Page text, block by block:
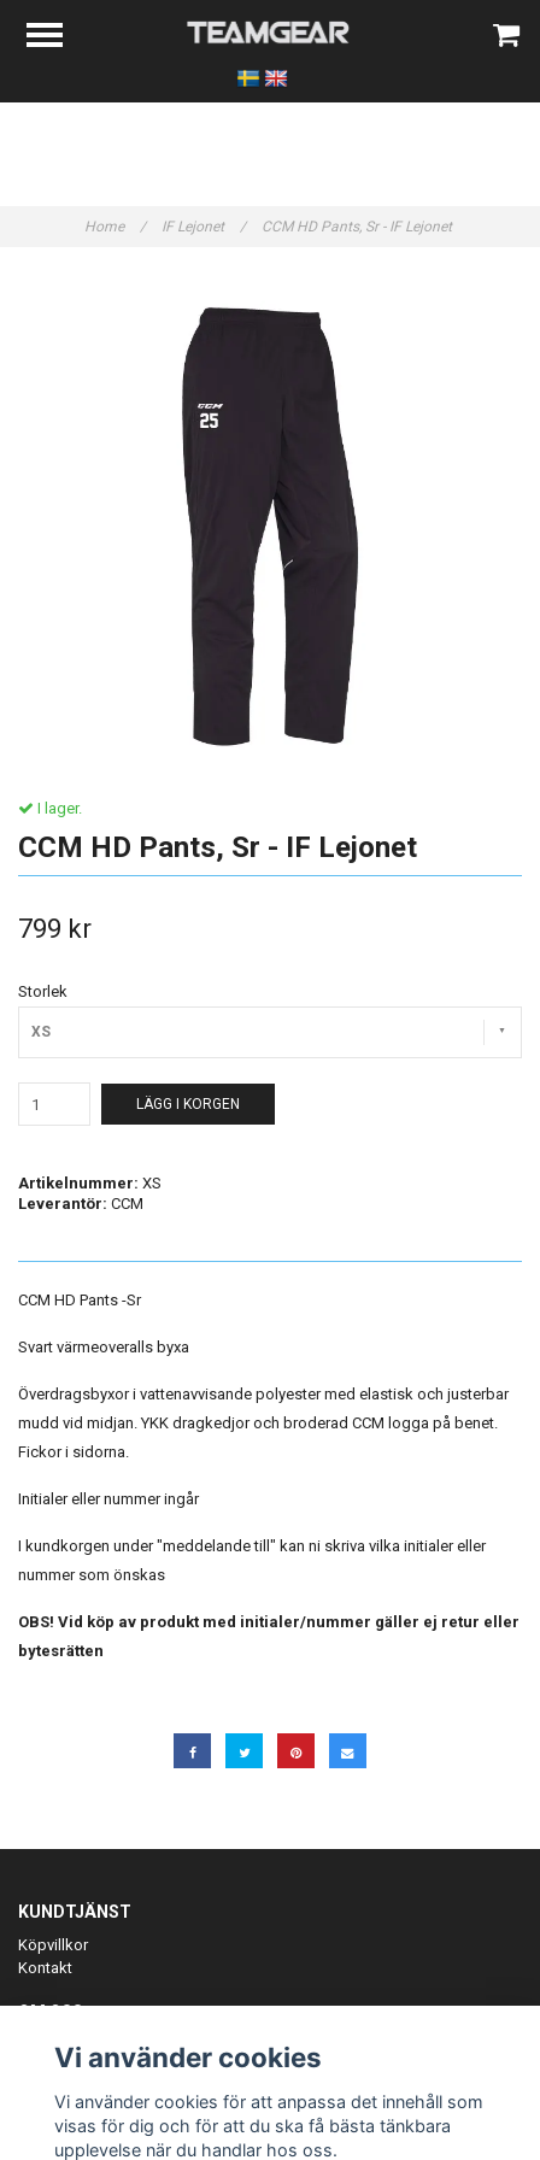
Home / IF Lejonet / CCM HD Pants, Sr - IF Lejonet
I lager.
CCM HD Pants, Sr - IF Lejonet
799 kr
Storlek
XS
LÄGG I KORGEN
Artikelnummer: XS
Leverantör: CCM
CCM HD Pants -Sr
Svart värmeoveralls byxa
Överdragsbyxor i vattenavvisande polyester med elastisk och justerbar
mudd vid midjan. YKK dragkedjor och broderad CCM logga på benet.
Fickor i sidorna.
Initialer eller nummer ingår
I kundkorgen under "meddelande till" kan ni skriva vilka initialer eller
nummer som önskas
OBS! Vid köp av produkt med initialer/nummer gäller ej retur eller
bytesrätten
KUNDTJÄNST
Köpvillkor
Kontakt
OM OSS
ANMÄL DIG TILL VÅRT NYHETSBREV
Prenumerera
Vi använder cookies
Vi använder cookies för att anpassa det innehåll som
visas för dig och för att du ska få bästa tänkbara
upplevelse när du handlar hos oss.